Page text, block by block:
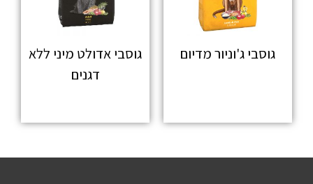
גוסבי ג'וניור מדיום
גוסבי אדולט מיני ללא
דגנים